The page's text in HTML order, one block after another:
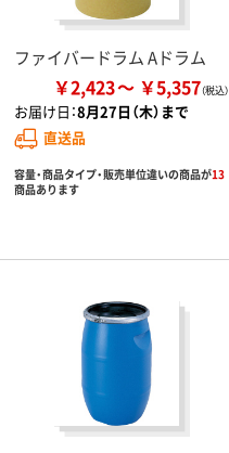
ファイバードラム Aドラム
￥2,423 ￥5,357
お届け日：8月27日（木）まで
直送品
容量・商品タイプ・販売単位違いの商品が13
商品あります